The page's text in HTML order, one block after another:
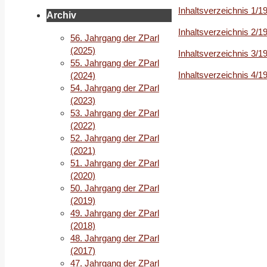
Inhaltsverzeichnis 1/
Inhaltsverzeichnis 2/
Inhaltsverzeichnis 3/
Inhaltsverzeichnis 4/
Archiv
56. Jahrgang der ZParl
(2025)
55. Jahrgang der ZParl
(2024)
54. Jahrgang der ZParl
(2023)
53. Jahrgang der ZParl
(2022)
52. Jahrgang der ZParl
(2021)
51. Jahrgang der ZParl
(2020)
50. Jahrgang der ZParl
(2019)
49. Jahrgang der ZParl
(2018)
48. Jahrgang der ZParl
(2017)
47. Jahrgang der ZParl